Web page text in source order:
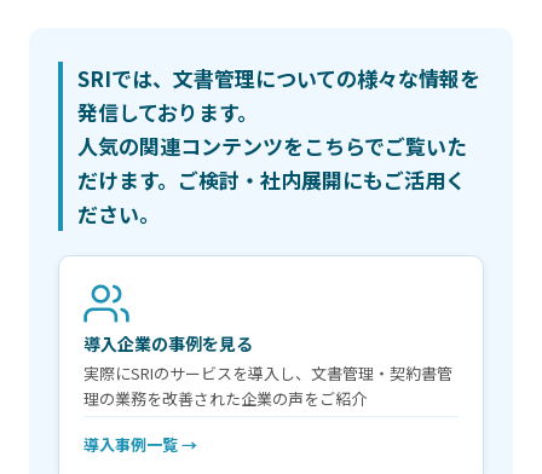
SRIでは、文書管理についての様々な情報を
発信しております。
人気の関連コンテンツをこちらでご覧いた
だけます。ご検討・社内展開にもご活用く
ださい。
導入企業の事例を見る
実際にSRIのサービスを導入し、文書管理・契約書管
理の業務を改善された企業の声をご紹介
導入事例一覧 →